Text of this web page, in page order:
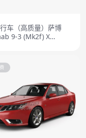
车（高质量）萨博
9-3 (Mk2f) X